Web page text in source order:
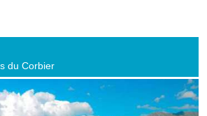
du Corbier